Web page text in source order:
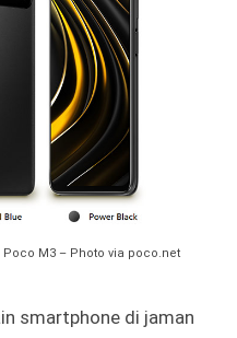
M3 – Photo via poco.net
smartphone di jaman